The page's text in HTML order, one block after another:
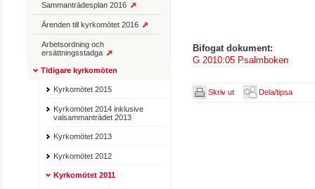
Bifogat dokument:
G 2010:05 Psalmboken
Skriv ut Dela/tipsa
Sammanträdesplan 2016
Ärenden till kyrkomötet 2016
Arbetsordning och
ersättningsstadga
Tidigare kyrkomöten
Kyrkomötet 2015
Kyrkomötet 2014 inklusive
valsammanträdet 2013
Kyrkomötet 2013
Kyrkomötet 2012
Kyrkomötet 2011